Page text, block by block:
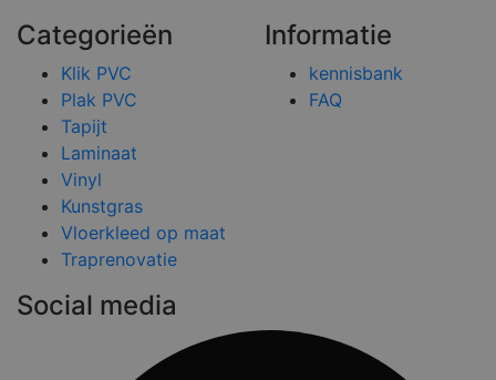
Categorieën
Klik PVC
Plak PVC
Tapijt
Laminaat
Vinyl
Kunstgras
Vloerkleed op maat
Traprenovatie
Informatie
kennisbank
FAQ
Social media